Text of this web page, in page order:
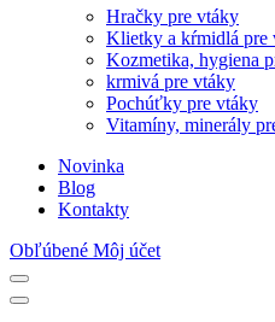
Hračky pre vtáky
Klietky a kŕmidlá pre
Kozmetika, hygiena
krmivá pre vtáky
Pochúťky pre vtáky
Vitamíny, minerály
Novinka
Blog
Kontakty
Obľúbené Môj účet